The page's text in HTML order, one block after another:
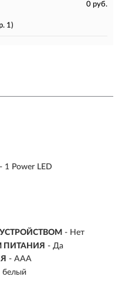
0 руб.
1)
- 1 Power LED
- Нет
ПИТАНИЯ - Да
- AAA
белый